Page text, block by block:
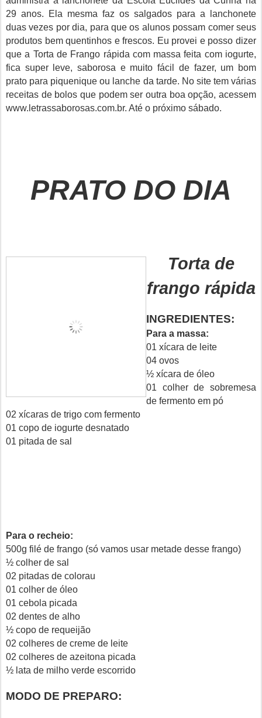
29 anos. Ela mesma faz os salgados para a lanchonete
duas vezes por dia, para que os alunos possam comer seus
produtos bem quentinhos e frescos. Eu provei e posso dizer
que a Torta de Frango rápida com massa feita com iogurte,
fica super leve, saborosa e muito fácil de fazer, um bom
prato para piquenique ou lanche da tarde. No site tem várias
receitas de bolos que podem ser outra boa opção, acessem
www.letrassaborosas.com.br. Até o próximo sábado.
PRATO DO DIA
Torta de
frango rápida
INGREDIENTES:
Para a massa:
01 xícara de leite
04 ovos
½ xícara de óleo
01 colher de sobremesa
de fermento em pó
02 xícaras de trigo com fermento
01 copo de iogurte desnatado
01 pitada de sal
Para o recheio:
500g filé de frango (só vamos usar metade desse frango)
½ colher de sal
02 pitadas de colorau
01 colher de óleo
01 cebola picada
02 dentes de alho
½ copo de requeijão
02 colheres de creme de leite
02 colheres de azeitona picada
½ lata de milho verde escorrido
MODO DE PREPARO: